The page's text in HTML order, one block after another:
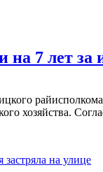
на 7 лет
хозяйства.
на улице